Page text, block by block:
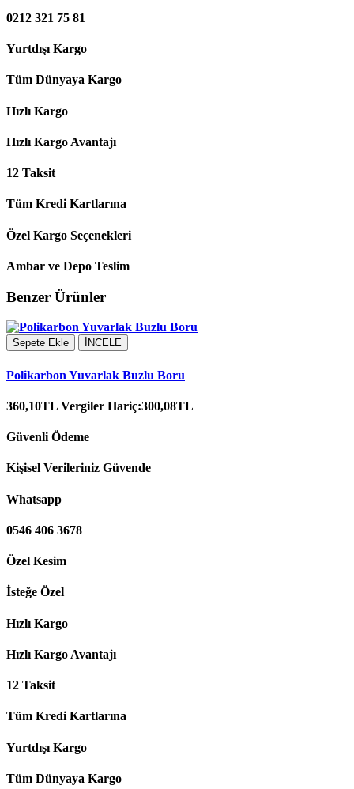
0212 321 75 81
Yurtdışı Kargo
Tüm Dünyaya Kargo
Hızlı Kargo
Hızlı Kargo Avantajı
12 Taksit
Tüm Kredi Kartlarına
Özel Kargo Seçenekleri
Ambar ve Depo Teslim
Benzer Ürünler
Sepete Ekle İNCELE
Polikarbon Yuvarlak Buzlu Boru
360,10TL Vergiler Hariç:300,08TL
Güvenli Ödeme
Kişisel Verileriniz Güvende
Whatsapp
0546 406 3678
Özel Kesim
İsteğe Özel
Hızlı Kargo
Hızlı Kargo Avantajı
12 Taksit
Tüm Kredi Kartlarına
Yurtdışı Kargo
Tüm Dünyaya Kargo